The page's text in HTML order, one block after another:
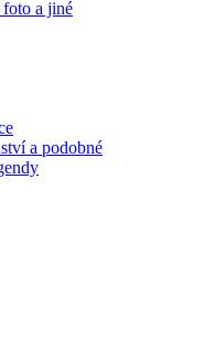
a jiné
a podobné